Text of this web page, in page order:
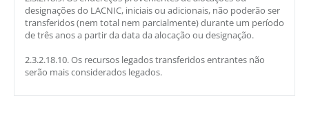
designações do LACNIC, iniciais ou adicionais, não poderão ser
transferidos (nem total nem parcialmente) durante um período
de três anos a partir da data da alocação ou designação.
2.3.2.18.10. Os recursos legados transferidos entrantes não
serão mais considerados legados.